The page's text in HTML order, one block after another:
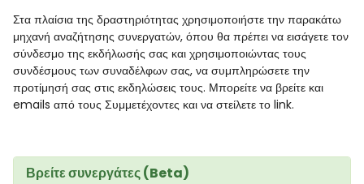
Στα πλαίσια της δραστηριότητας χρησιμοποιήστε την παρακάτω
μηχανή αναζήτησης συνεργατών, όπου θα πρέπει να εισάγετε τον
σύνδεσμο της εκδήλωσής σας και χρησιμοποιώντας τους
συνδέσμους των συναδέλφων σας, να συμπληρώσετε την
προτίμησή σας στις εκδηλώσεις τους. Μπορείτε να βρείτε και
emails από τους Συμμετέχοντες και να στείλετε το link.
Βρείτε συνεργάτες (Beta)